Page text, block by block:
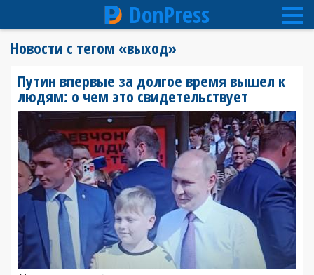
содержанию
DonPress
Новости с тегом «выход»
Путин впервые за долгое время вышел к
людям: о чем это свидетельствует